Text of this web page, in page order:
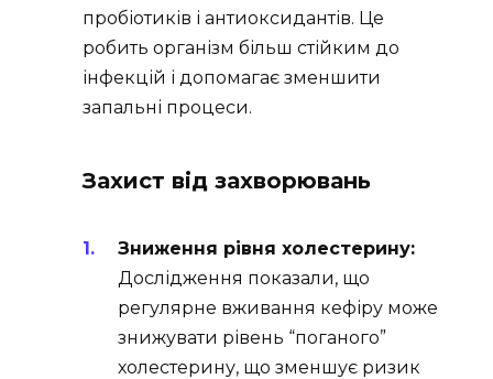
пробіотиків і антиоксидантів. Це
робить організм більш стійким до
інфекцій і допомагає зменшити
запальні процеси.
Захист від захворювань
Зниження рівня холестерину:
Дослідження показали, що
регулярне вживання кефіру може
знижувати рівень “поганого”
холестерину, що зменшує ризик